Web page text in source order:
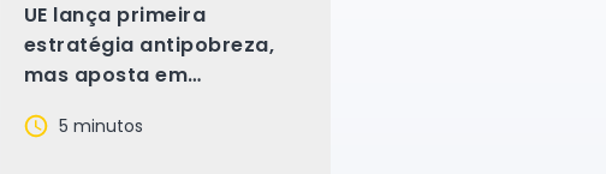
UE lança primeira
estratégia antipobreza,
mas aposta em
faltam leis
5 minutos